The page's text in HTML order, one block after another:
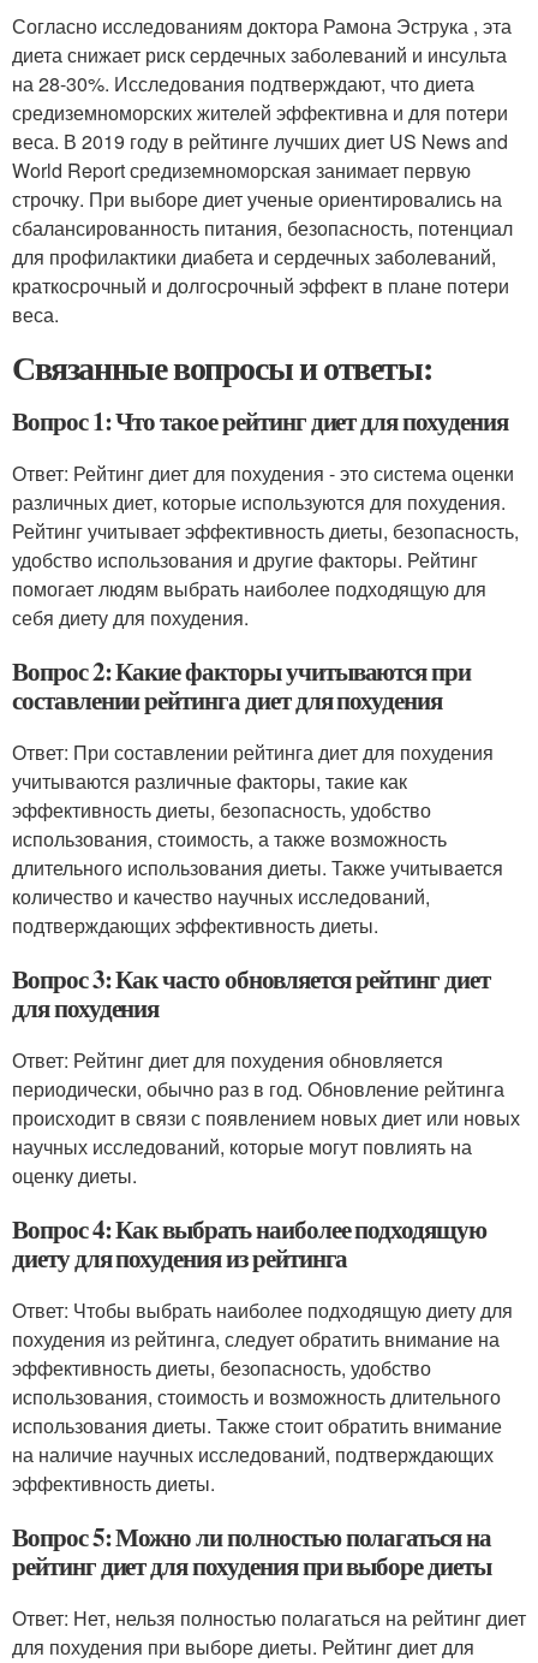
Согласно исследованиям доктора Рамона Эструка , эта
диета снижает риск сердечных заболеваний и инсульта
на 28-30%. Исследования подтверждают, что диета
средиземноморских жителей эффективна и для потери
веса. В 2019 году в рейтинге лучших диет US News and
World Report средиземноморская занимает первую
строчку. При выборе диет ученые ориентировались на
сбалансированность питания, безопасность, потенциал
для профилактики диабета и сердечных заболеваний,
краткосрочный и долгосрочный эффект в плане потери
веса.
Связанные вопросы и ответы:
Вопрос 1: Что такое рейтинг диет для похудения
Ответ: Рейтинг диет для похудения - это система оценки
различных диет, которые используются для похудения.
Рейтинг учитывает эффективность диеты, безопасность,
удобство использования и другие факторы. Рейтинг
помогает людям выбрать наиболее подходящую для
себя диету для похудения.
Вопрос 2: Какие факторы учитываются при
составлении рейтинга диет для похудения
Ответ: При составлении рейтинга диет для похудения
учитываются различные факторы, такие как
эффективность диеты, безопасность, удобство
использования, стоимость, а также возможность
длительного использования диеты. Также учитывается
количество и качество научных исследований,
подтверждающих эффективность диеты.
Вопрос 3: Как часто обновляется рейтинг диет
для похудения
Ответ: Рейтинг диет для похудения обновляется
периодически, обычно раз в год. Обновление рейтинга
происходит в связи с появлением новых диет или новых
научных исследований, которые могут повлиять на
оценку диеты.
Вопрос 4: Как выбрать наиболее подходящую
диету для похудения из рейтинга
Ответ: Чтобы выбрать наиболее подходящую диету для
похудения из рейтинга, следует обратить внимание на
эффективность диеты, безопасность, удобство
использования, стоимость и возможность длительного
использования диеты. Также стоит обратить внимание
на наличие научных исследований, подтверждающих
эффективность диеты.
Вопрос 5: Можно ли полностью полагаться на
рейтинг диет для похудения при выборе диеты
Ответ: Нет, нельзя полностью полагаться на рейтинг диет
для похудения при выборе диеты. Рейтинг диет для